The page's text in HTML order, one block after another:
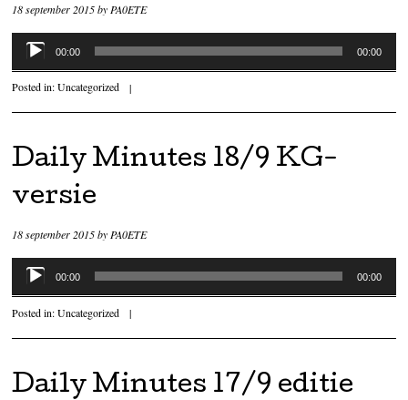
18 september 2015by PA0ETE
Audiospeler
00:00 00:00
Posted in:Uncategorized |
Daily Minutes 18/9 KG-
versie
18 september 2015byPA0ETE
Audiospeler
00:00 00:00
Posted in:Uncategorized |
Daily Minutes 17/9 editie